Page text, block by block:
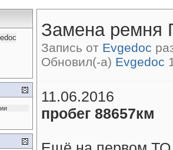
Замена ремня
Запись от Evgedoc
Обновил(-а) Evgedoc
11.06.2016
пробег 88657км